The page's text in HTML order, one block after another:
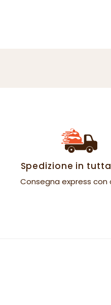
Spedizione in
Consegna express con